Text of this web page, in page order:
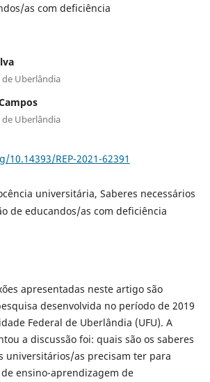
as com deficiência
Uberlândia
Uberlândia
REP-2021-62391
universitária, Saberes necessários
de educandos/as com deficiência
apresentadas neste artigo são
desenvolvida no período de 2019
Federal de Uberlândia (UFU). A
a discussão foi: quais são os saberes
universitários/as precisam ter para
ensino-aprendizagem de